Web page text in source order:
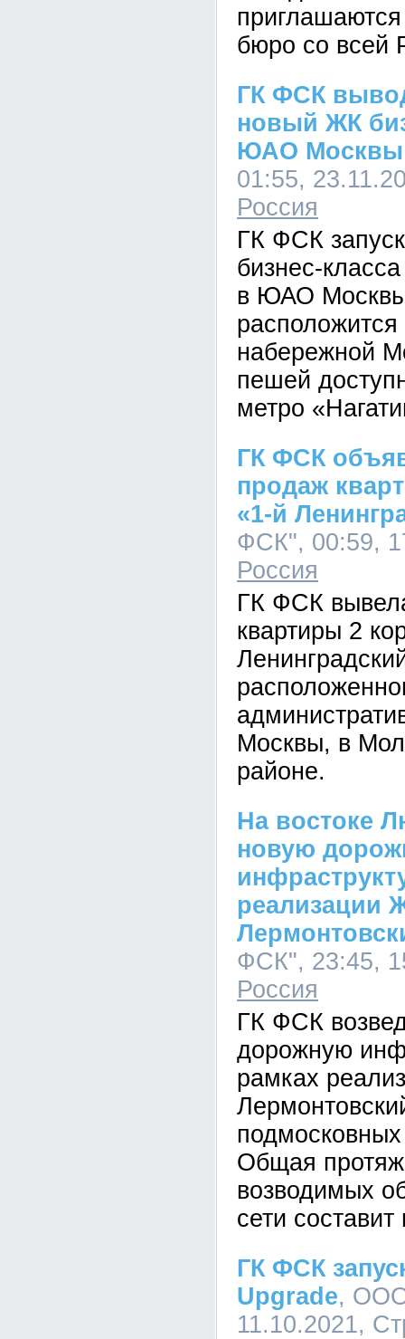
бюро со всей
ГК ФСК
новый ЖК
ЮАО Москвы
01:55,
Россия
ГК ФСК
бизнес-
в ЮАО
набережной
пешей
метро
ГК ФСК
продаж
«1-й
ФСК", 00:59,
Россия
ГК ФСК
квартиры 2
Москвы, в
районе.
На востоке
новую
реализации
ФСК", 23:45,
Россия
ГК ФСК
дорожную
рамках
Общая
возводимых
сети
ГК ФСК
Upgrade,
11.10.2021,